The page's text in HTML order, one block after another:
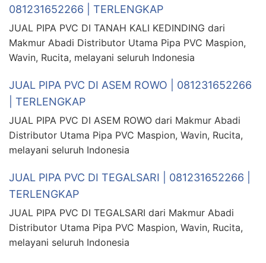
081231652266 | TERLENGKAP
JUAL PIPA PVC DI TANAH KALI KEDINDING dari
Makmur Abadi Distributor Utama Pipa PVC Maspion,
Wavin, Rucita, melayani seluruh Indonesia
JUAL PIPA PVC DI ASEM ROWO | 081231652266
| TERLENGKAP
JUAL PIPA PVC DI ASEM ROWO dari Makmur Abadi
Distributor Utama Pipa PVC Maspion, Wavin, Rucita,
melayani seluruh Indonesia
JUAL PIPA PVC DI TEGALSARI | 081231652266 |
TERLENGKAP
JUAL PIPA PVC DI TEGALSARI dari Makmur Abadi
Distributor Utama Pipa PVC Maspion, Wavin, Rucita,
melayani seluruh Indonesia